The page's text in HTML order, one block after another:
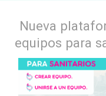
Nueva
equipos para